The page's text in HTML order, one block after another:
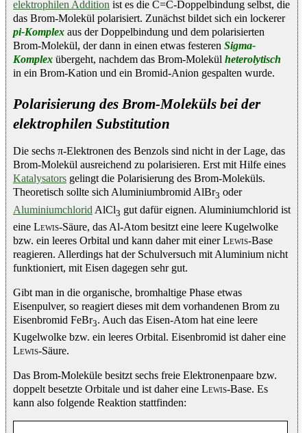
elektrophilen Addition ist es die C=C-Doppelbindung selbst, die
das Brom-Molekül polarisiert. Zunächst bildet sich ein lockerer
pi-Komplex aus der Doppelbindung und dem polarisierten
Brom-Molekül, der dann in einen etwas festeren Sigma-
Komplex übergeht, nachdem das Brom-Molekül heterolytisch
in ein Brom-Kation und ein Bromid-Anion gespalten wurde.
Polarisierung des Brom-Moleküls bei der
elektrophilen Substitution
Die sechs π-Elektronen des Benzols sind nicht in der Lage, das
Brom-Molekül ausreichend zu polarisieren. Erst mit Hilfe eines
Katalysators gelingt die Polarisierung des Brom-Moleküls.
Theoretisch sollte sich Aluminiumbromid AlBr3 oder
Aluminiumchlorid AlCl3 gut dafür eignen. Aluminiumchlorid ist
eine Lewis-Säure, das Al-Atom besitzt eine leere Kugelwolke
bzw. ein leeres Orbital und kann daher mit einerLewis-Base
reagieren. Allerdings hat der Schulversuch mit Aluminium nicht
funktioniert, mit Eisen dagegen sehr gut.
Gibt man in die organische, bromhaltige Phase etwas
Eisenpulver, so reagiert dieses mit dem vorhandenen Brom zu
Eisenbromid FeBr3. Auch das Eisen-Atom hat eine leere
Kugelwolke bzw. ein leeres Orbital. Eisenbromid ist daher eine
Lewis-Säure.
Das Brom-Moleküle besitzt sechs freie Elektronenpaare bzw.
doppelt besetzte Orbitale und ist daher eine Lewis-Base. Es
kann also folgende Reaktion stattfinden: